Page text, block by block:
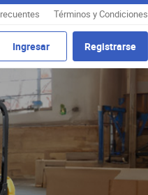
Términos y Condiciones
Ingresar Registrarse